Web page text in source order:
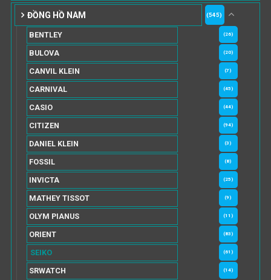
ĐỒNG HỒ NAM (545)
BENTLEY (26)
BULOVA (20)
CANVIL KLEIN (7)
CARNIVAL (45)
CASIO (44)
CITIZEN (94)
DANIEL KLEIN (3)
FOSSIL (8)
INVICTA (25)
MATHEY TISSOT (9)
OLYM PIANUS (11)
ORIENT (83)
SEIKO (61)
SRWATCH (14)